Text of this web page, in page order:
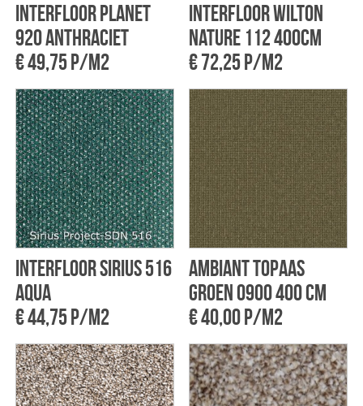
Interfloor Planet
920 Anthraciet
€ 49,75 p/m2
Interfloor Wilton
Nature 112 400cm
€ 72,25 p/m2
Interfloor Sirius 516
Aqua
€ 44,75 p/m2
Ambiant Topaas
groen 0900 400 cm
€ 40,00 p/m2